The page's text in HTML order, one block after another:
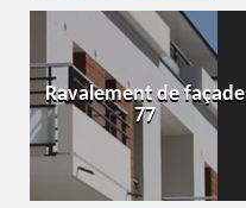
Ravalement de façade
77